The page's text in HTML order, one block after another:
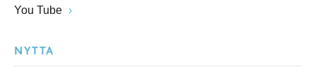
You Tube
NYTTA